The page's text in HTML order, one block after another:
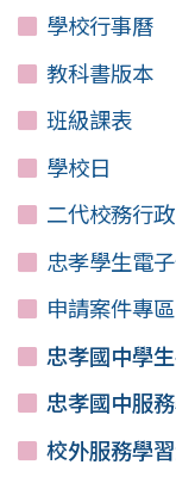
學校行事曆
教科書版本
班級課表
學校日
二代校務行
忠孝學生電
申請案件專區
忠孝國中學
忠孝國中服
校外服務學